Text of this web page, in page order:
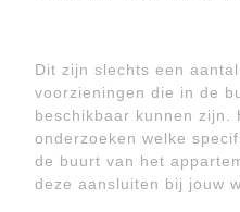
Dit zijn slechts een
voorzieningen die in de
beschikbaar kunnen zijn.
onderzoeken welke
de buurt van het
deze aansluiten bij jouw